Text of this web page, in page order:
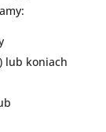
lub koniach